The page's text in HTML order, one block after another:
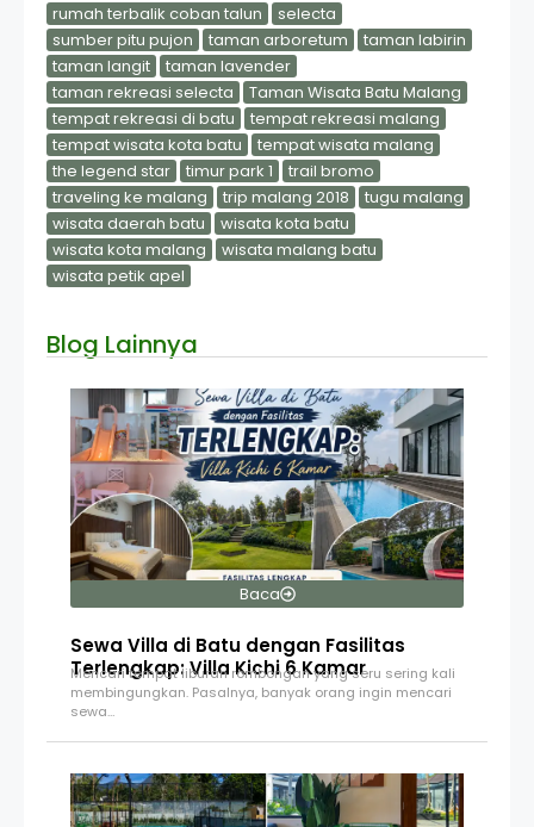
rumah terbalik coban talun
selecta
sumber pitu pujon
taman arboretum
taman labirin
taman langit
taman lavender
taman rekreasi selecta
Taman Wisata Batu Malang
tempat rekreasi di batu
tempat rekreasi malang
tempat wisata kota batu
tempat wisata malang
the legend star
timur park 1
trail bromo
traveling ke malang
trip malang 2018
tugu malang
wisata daerah batu
wisata kota batu
wisata kota malang
wisata malang batu
wisata petik apel
Blog Lainnya
Baca
Sewa Villa di Batu dengan Fasilitas
Terlengkap: Villa Kichi 6 Kamar
Mencari tempat liburan rombongan yang seru sering kali
membingungkan. Pasalnya, banyak orang ingin mencari
sewa…